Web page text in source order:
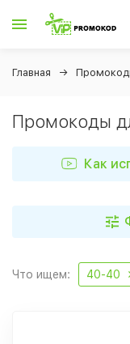
Главная
Промокоды
Как
Что ищем: 40-40